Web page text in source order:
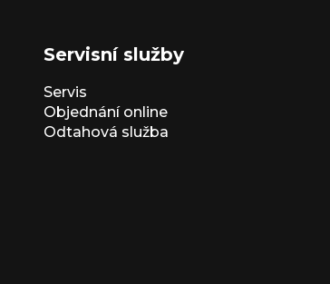
Servisní služby
Servis
Objednání online
Odtahová služba